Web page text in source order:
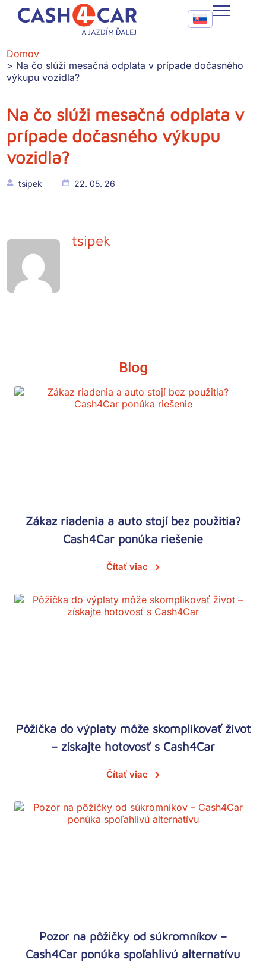
Na čo slúži mesačná odplata v prípade dočasného výkupu
FAQ
SLUŽBY
KONTAKT
Call To Action
Domov
Na čo slúži mesačná odplata v prípade dočasného
výkupu vozidla?
Na čo slúži mesačná odplata v
prípade dočasného výkupu
vozidla?
tsipek 22. 05. 26
tsipek
Blog
Zákaz riadenia a auto stojí bez použitia?
Cash4Car ponúka riešenie
Čítať viac
Pôžička do výplaty môže skomplikovať život
– získajte hotovosť s Cash4Car
Čítať viac
Pozor na pôžičky od súkromníkov –
Cash4Car ponúka spoľahlivú alternatívu